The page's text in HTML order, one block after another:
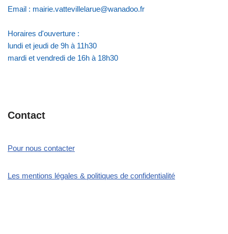
Email : mairie.vattevillelarue@wanadoo.fr
Horaires d'ouverture :
lundi et jeudi de 9h à 11h30
mardi et vendredi de 16h à 18h30
Contact
Pour nous contacter
Les mentions légales & politiques de confidentialité